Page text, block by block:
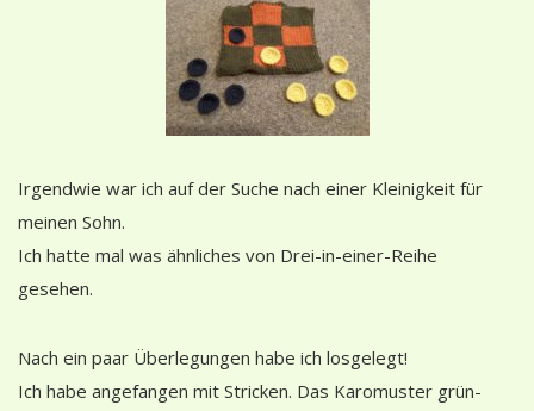
Irgendwie war ich auf der Suche nach einer Kleinigkeit für
meinen Sohn.
Ich hatte mal was ähnliches von Drei-in-einer-Reihe
gesehen.
Nach ein paar Überlegungen habe ich losgelegt!
Ich habe angefangen mit Stricken. Das Karomuster grün-